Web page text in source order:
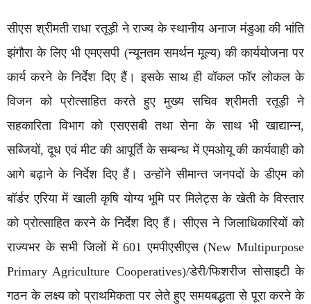
सीएस श्रीमती राधा रतूड़ी ने राज्य के स्थानीय अनाज मंडुआ की भांति
झंगौरा के लिए भी एमएसपी (न्यूनतम समर्थन मूल्य) की कार्ययोजना पर
कार्य करने के निर्देश दिए हैं। इसके साथ ही वॉकल फॉर लोकल के
विजन को प्रोत्साहित करते हुए मुख्य सचिव श्रीमती रतूड़ी ने
सहकारिता विभाग को एसएसबी तथा सेना के साथ भी खाद्यान्न,
सब्जियों, दूध एवं मीट की आपूर्ति के सम्बन्ध में एमओयू की कार्यवाही को
आगे बढ़ाने के निर्देश दिए हैं। उन्होंने सीमान्त जनपदों के डीएम को
बॉर्डर एरिया में खाली कृषि योग्य भूमि पर मिलेट्स के खेती के विस्तार
को प्रोत्साहित करने के निर्देश दिए हैं। सीएस ने जिलाधिकारियों को
राज्यभर के सभी जिलों में 601 एमपीएसीएस (New Multipurpose
Primary Agriculture Cooperatives)/डेरी/फिशरीज सोसाइटी के
गठन के लक्ष्य को प्राथमिकता पर लेते हुए समयबद्धता से पूरा करने के